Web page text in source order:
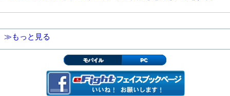
≫もっと見る
モバイル PC